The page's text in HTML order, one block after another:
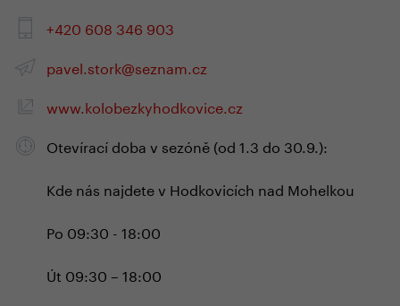
+420 608 346 903
pavel.stork@seznam.cz
www.kolobezkyhodkovice.cz
Otevírací doba v sezóně (od 1.3 do 30.9.):
Kde nás najdete v Hodkovicích nad Mohelkou
Po 09:30 - 18:00
Út 09:30 – 18:00